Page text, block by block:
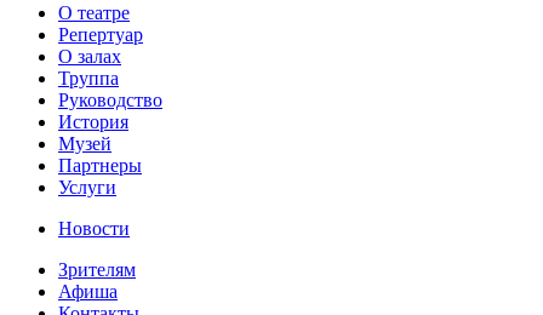
О театре
Репертуар
О залах
Труппа
Руководство
История
Музей
Партнеры
Услуги
Новости
Зрителям
Афиша